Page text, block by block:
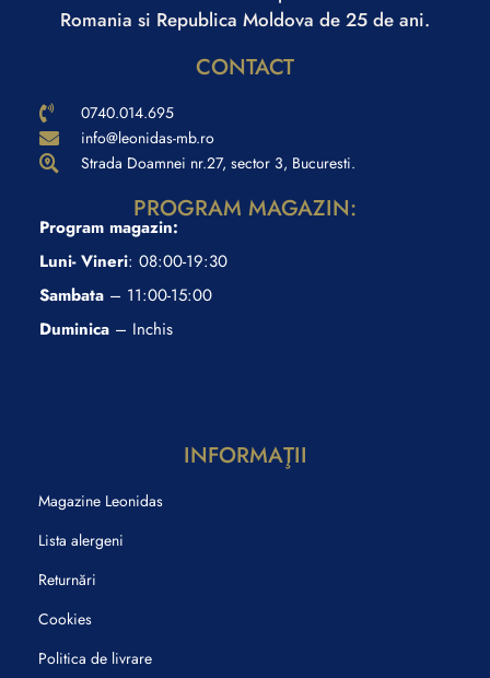
Romania si Republica Moldova de 25 de ani.
CONTACT
0740.014.695
info@leonidas-mb.ro
Strada Doamnei nr.27, sector 3, Bucuresti.
PROGRAM MAGAZIN:
Program magazin:
Luni- Vineri: 08:00-19:30
Sambata – 11:00-15:00
Duminica – Inchis
INFORMAŢII
Magazine Leonidas
Lista alergeni
Returnări
Cookies
Politica de livrare